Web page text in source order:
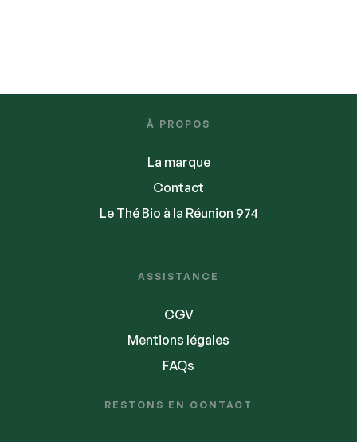
À PROPOS
La marque
Contact
Le Thé Bio à la Réunion 974
ASSISTANCE
CGV
Mentions légales
FAQs
RESTONS EN CONTACT